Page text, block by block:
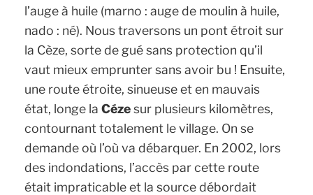
l’auge à huile (marno : auge de moulin à huile,
nado : né). Nous traversons un pont étroit sur
la Cèze, sorte de gué sans protection qu’il
vaut mieux emprunter sans avoir bu ! Ensuite,
une route étroite, sinueuse et en mauvais
état, longe laCézesur plusieurs kilomètres,
contournant totalement le village. On se
demande où l’où va débarquer. En 2002, lors
des indondations, l’accès par cette route
était impraticable et la source débordait